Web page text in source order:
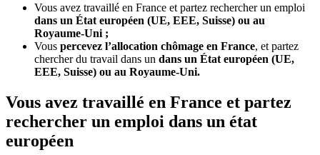
Vous avez travaillé en France et partez rechercher un emploi
dans un État européen (UE, EEE, Suisse) ou au
Royaume-Uni ;
Vous percevez l’allocation chômage en France, et partez
chercher du travail dans un dans un État européen (UE,
EEE, Suisse) ou au Royaume-Uni.
Vous avez travaillé en France et partez
rechercher un emploi dans un état
européen